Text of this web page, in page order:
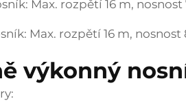
Max. rozpětí 16 m, nosnost
Max. rozpětí 16 m, nosnost
výkonný